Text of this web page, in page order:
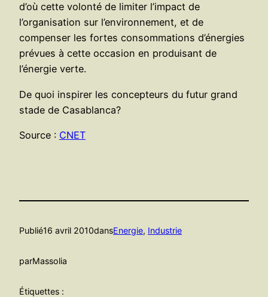
d’où cette volonté de limiter l’impact de
l’organisation sur l’environnement, et de
compenser les fortes consommations d’énergies
prévues à cette occasion en produisant de
l’énergie verte.
De quoi inspirer les concepteurs du futur grand
stade de Casablanca?
Source : CNET
Publié16 avril 2010dansEnergie, Industrie
parMassolia
Étiquettes :